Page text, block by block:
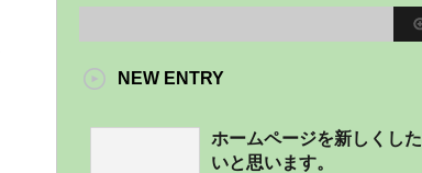
NEW ENTRY
ホームページを新しくした
いと思います。